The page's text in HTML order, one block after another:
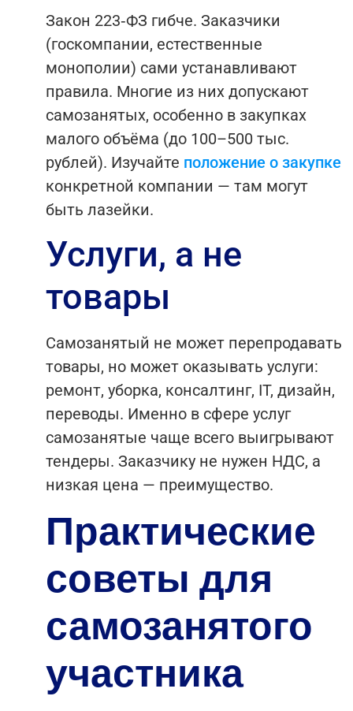
Закон 223‑ФЗ гибче. Заказчики
(госкомпании, естественные
монополии) сами устанавливают
правила. Многие из них допускают
самозанятых, особенно в закупках
малого объёма (до 100–500 тыс.
рублей). Изучайте положение о закупке
конкретной компании — там могут
быть лазейки.
Услуги, а не
товары
Самозанятый не может перепродавать
товары, но может оказывать услуги:
ремонт, уборка, консалтинг, IT, дизайн,
переводы. Именно в сфере услуг
самозанятые чаще всего выигрывают
тендеры. Заказчику не нужен НДС, а
низкая цена — преимущество.
Практические
советы для
самозанятого
участника